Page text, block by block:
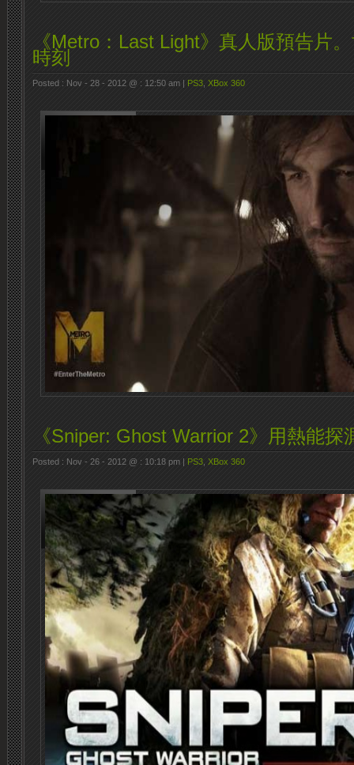
《Metro：Last Light》真人版預告片
時刻
Posted : Nov - 28 - 2012 @ : 12:50 am | PS3 XBox 360
《Sniper: Ghost Warrior 2》用熱能探
Posted : Nov - 26 - 2012 @ : 10:18 pm | PS3 XBox 360